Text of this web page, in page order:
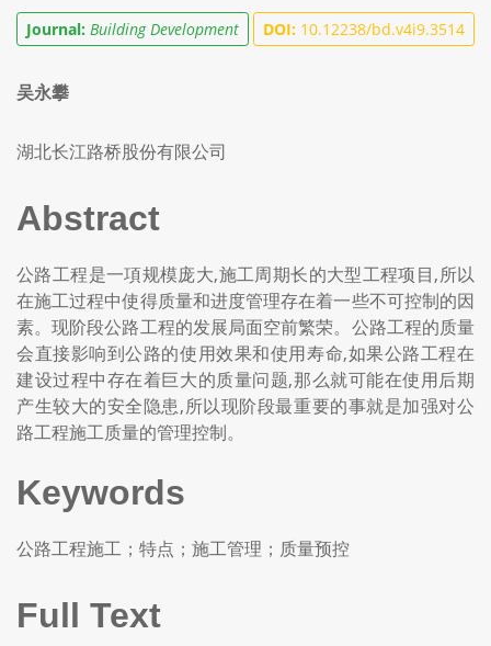
Journal: Building Development DOI: 10.12238/bd.v4i9.3514
吴永攀
湖北长江路桥股份有限公司
Abstract
公路工程是一項规模庞大,施工周期长的大型工程项目,所以
在施工过程中使得质量和进度管理存在着一些不可控制的因
素。现阶段公路工程的发展局面空前繁荣。公路工程的质量
会直接影响到公路的使用效果和使用寿命,如果公路工程在
建设过程中存在着巨大的质量问题,那么就可能在使用后期
产生较大的安全隐患,所以现阶段最重要的事就是加强对公
路工程施工质量的管理控制。
Keywords
公路工程施工；特点；施工管理；质量预控
Full Text